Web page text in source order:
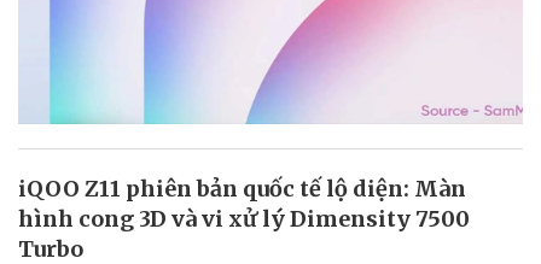
iQOO Z11 phiên bản quốc tế lộ diện: Màn
hình cong 3D và vi xử lý Dimensity 7500
Turbo